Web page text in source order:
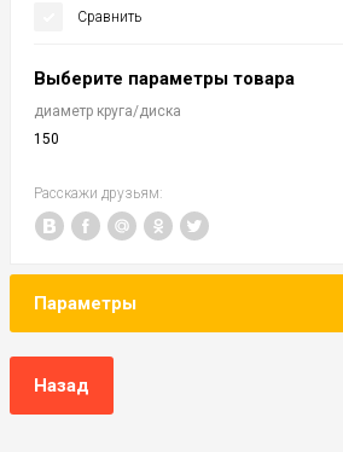
Сравнить
Выберите параметры товара
диаметр круга/диска
150
Расскажи друзьям:
Параметры
Назад